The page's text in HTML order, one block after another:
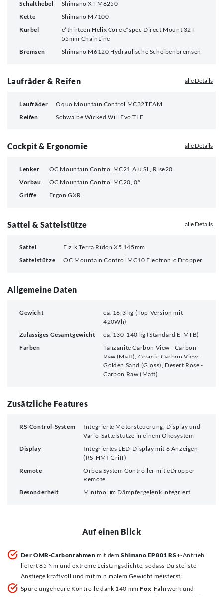
Schalthebel
Shimano XT M8250
Kette
Shimano M7100
Kurbel
e*thirteen Helix Core e*spec Direct Mount 32T
55mm ChainLine
Bremsen
Shimano M6120 Hydraulische Scheibenbremsen
Laufräder & Reifen alle Details
Laufräder
Oquo Mountain Control MC32TEAM
Reifen
Schwalbe Wicked Will Evo TLE
Cockpit & Ergonomie alle Details
Lenker
OC Mountain Control MC21 Alu SL, Rise20
Vorbau
OC Mountain Control MC20, 0°
Griffe
Ergon GXR
Sattel & Sattelstütze alle Details
Sattel
Fizik Terra Ridon X5 145mm
Sattelstütze
OC Mountain Control MC10 Electronic Dropper
Allgemeine Daten
Gewicht
ca. 16,3 kg (Top-Version mit
420Wh)
Zulässiges Gesamtgewicht
ca. 130-140 kg (Standard E-MTB)
Farben
Tanzanite Carbon View - Carbon
Raw (Matt), Cosmic Carbon View -
Golden Sand (Gloss), Desert Rose -
Carbon Raw (Matt)
Zusätzliche Features
RS-Control-System
Integrierte Motorsteuerung, Display und
Vario-Sattelstütze in einem Ökosystem
Display
Integriertes LED-Display mit 6 Anzeigen
(RS-HMI-Griff)
Remote
Orbea System Controller mit eDropper
Remote
Besonderheit
Minitool im Dämpfergelenk integriert
Auf einen Blick
Der OMR-Carbonrahmen mit demShimano EP801 RS+-Antrieb
liefert 85 Nm und extreme Leistungsdichte, sodass Du steilste
Anstiege kraftvoll und mit minimalem Gewicht meisterst.
Spüre ungeheure Kontrolle dank 140 mmFox-Fahrwerk und